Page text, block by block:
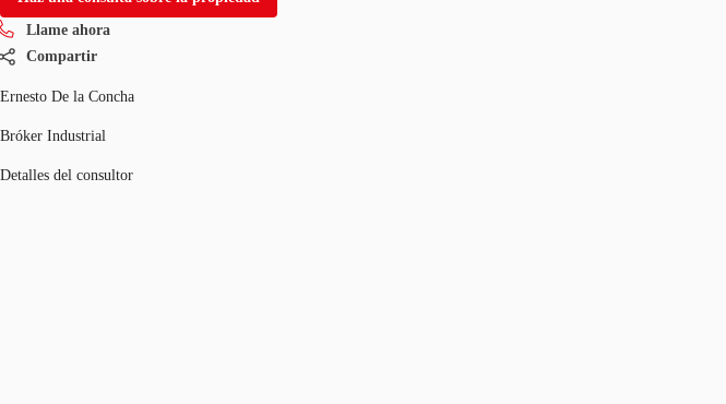
Llame ahora
Compartir
Ernesto De la Concha
Bróker Industrial
Detalles del consultor